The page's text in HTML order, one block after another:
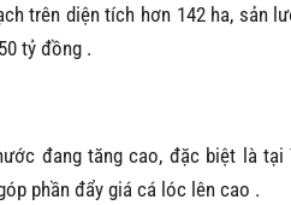
trên diện tích hơn 142 ha, sản
tỷ đồng.
đang tăng cao, đặc biệt là tại
phần đẩy giá cá lóc lên cao .